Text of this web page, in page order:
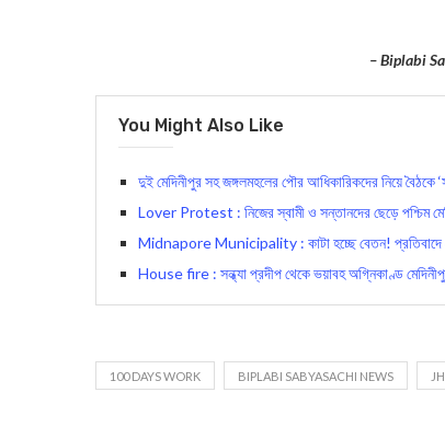
– Biplabi
You Might Also Like
দুই মেদিনীপুর সহ জঙ্গলমহলের পৌর আধিকারিকদের নিয়ে বৈঠকে
Lover Protest : নিজের স্বামী ও সন্তানদের ছেড়ে পশ্চিম
Midnapore Municipality : কাটা হচ্ছে বেতন! প্রতিবাদে
House fire : সন্ধ্যা প্রদীপ থেকে ভয়াবহ অগ্নিকাণ্ড
100 DAYS WORK BIPLABI SABYASACHI NEWS